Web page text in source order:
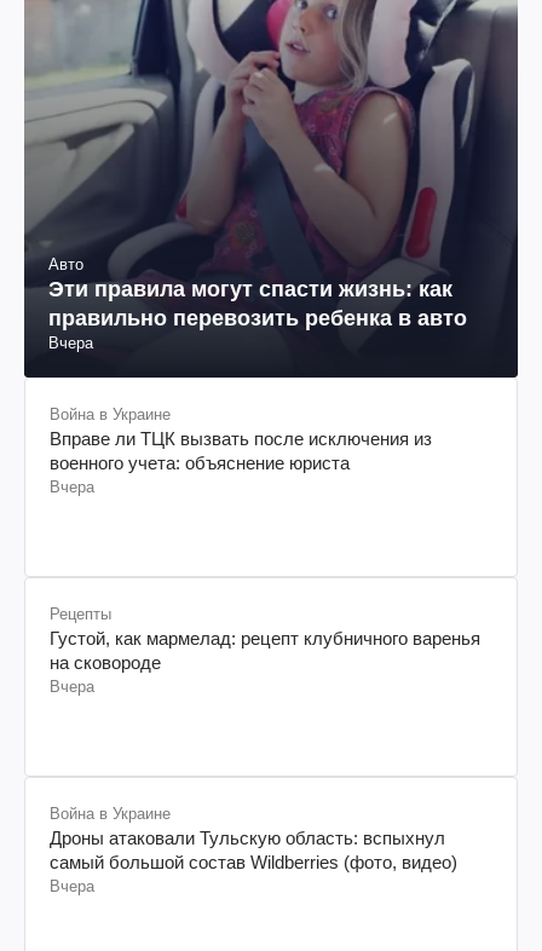
Авто
Эти правила могут спасти жизнь: как
правильно перевозить ребенка в авто
Вчера
Война в Украине
Вправе ли ТЦК вызвать после исключения из
военного учета: объяснение юриста
Вчера
Рецепты
Густой, как мармелад: рецепт клубничного варенья
на сковороде
Вчера
Война в Украине
Дроны атаковали Тульскую область: вспыхнул
самый большой состав Wildberries (фото, видео)
Вчера